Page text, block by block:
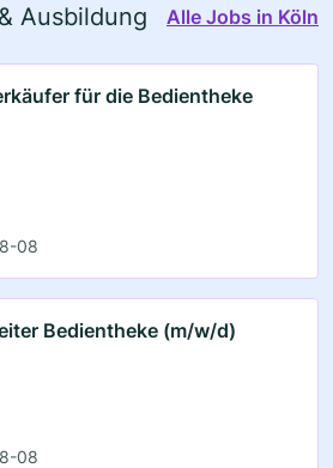
Ausbildung Alle Jobs in Köln
für die Bedientheke
08
Bedientheke (m/w/d)
08